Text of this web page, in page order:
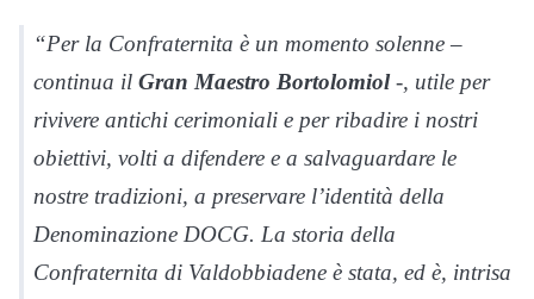
“Per la Confraternita è un momento solenne –
continua il Gran Maestro Bortolomiol-, utile per
rivivere antichi cerimoniali e per ribadire i nostri
obiettivi, volti a difendere e a salvaguardare le
nostre tradizioni, a preservare l’identità della
Denominazione DOCG. La storia della
Confraternita di Valdobbiadene è stata, ed è, intrisa